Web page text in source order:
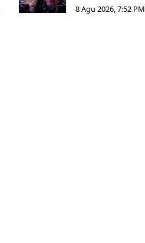
8 Agu 2026, 7:52 PM